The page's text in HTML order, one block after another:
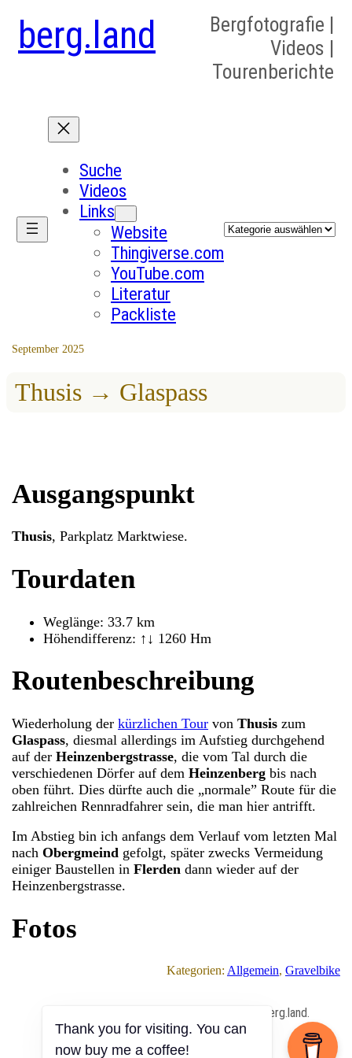
berg.land
Bergfotografie |
Videos |
Tourenberichte
Suche
Videos
Links
Website
Thingiverse.com
YouTube.com
Literatur
Packliste
Kategorien
September 2025
Thusis → Glaspass
Ausgangspunkt
Thusis, Parkplatz Marktwiese.
Tourdaten
Weglänge: 33.7 km
Höhendifferenz: ↑↓ 1260 Hm
Routenbeschreibung
Wiederholung derkürzlichen Tour vonThusis zum
Glaspass, diesmal allerdings im Aufstieg durchgehend
auf derHeinzenbergstrasse, die vom Tal durch die
verschiedenen Dörfer auf demHeinzenberg bis nach
oben führt. Dies dürfte auch die „normale” Route für die
zahlreichen Rennradfahrer sein, die man hier antrifft.
Im Abstieg bin ich anfangs dem Verlauf vom letzten Mal
nachObergmeind gefolgt, später zwecks Vermeidung
einiger Baustellen inFlerden dann wieder auf der
Heinzenbergstrasse.
Fotos
Kategorien: Allgemein, Gravelbike
All Content Copyrighted ⓒ 2013 – 2026 by berg.land.
Thank you for visiting. You can
now buy me a coffee!